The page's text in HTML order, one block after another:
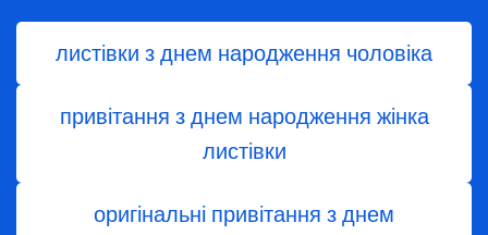
листівки з днем народження чоловіка
привітання з днем народження жінка
листівки
оригінальні привітання з днем